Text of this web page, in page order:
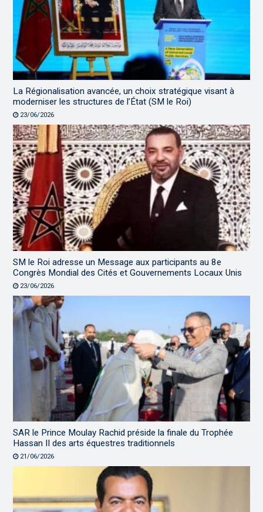
La Régionalisation avancée, un choix stratégique visant à
moderniser les structures de l’État (SM le Roi)
23/06/2026
SM le Roi adresse un Message aux participants au 8e
Congrès Mondial des Cités et Gouvernements Locaux Unis
23/06/2026
SAR le Prince Moulay Rachid préside la finale du Trophée
Hassan II des arts équestres traditionnels
21/06/2026